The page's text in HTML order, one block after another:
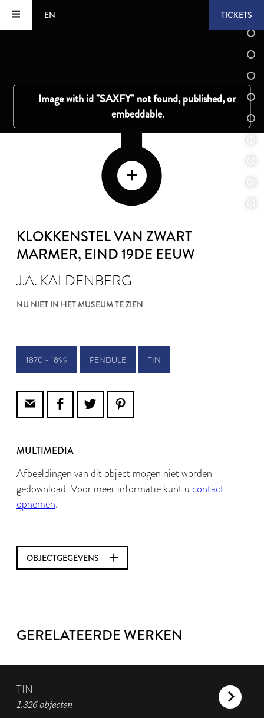
EN TICKETS
KLOKKENSTEL VAN ZWART
MARMER, EIND 19DE EEUW
J.A. KALDENBERG
NU NIET IN HET MUSEUM TE ZIEN
1870 - 1899 PENDULE TIN
MULTIMEDIA
Afbeeldingen van dit object mogen niet worden
gedownload. Voor meer informatie kunt u contact
opnemen.
OBJECTGEGEVENS
GERELATEERDE WERKEN
TIN
1.326 objecten